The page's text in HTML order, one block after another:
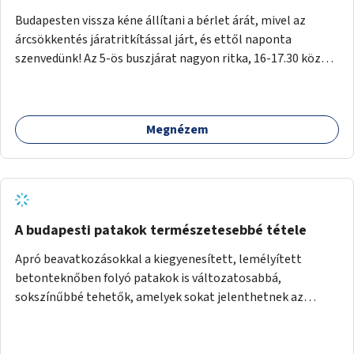
Budapesten vissza kéne állítani a bérlet árát, mivel az
árcsökkentés járatritkítással járt, és ettől naponta
szenvedünk! Az 5-ös buszjárat nagyon ritka, 16-17.30 között
kell utaznunk, gyerekkel együtt minden nap. Sokkal többet
érnénk vele, ha növelnék a bérlet árát és gyakorítanák a
megéreznénk.
Megnézem
A budapesti patakok természetesebbé tétele
Apró beavatkozásokkal a kiegyenesített, lemélyített
betonteknőben folyó patakok is változatosabbá,
sokszínűbbé tehetők, amelyek sokat jelenthetnek az